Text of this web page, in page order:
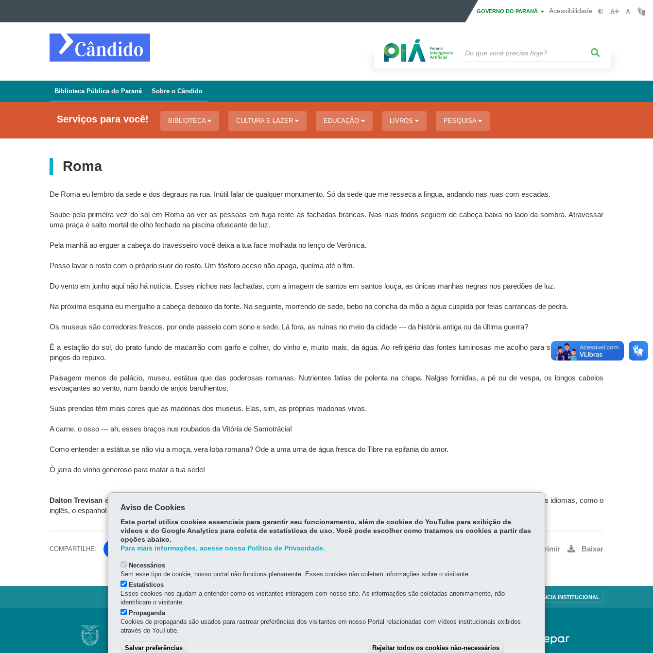
Ir para a navegação
GOVERNO DO PARANÁ Acessibilidade
REVISTA
CÂNDIDO
Navegação
Jornal
Biblioteca Pública do Paraná Sobre o Cândido
Serviços para você! BIBLIOTECA CULTURA E LAZER EDUCAÇÃO LIVROS PESQUISA
Roma
De Roma eu lembro da sede e dos degraus na rua. Inútil falar de qualquer monumento. Só da sede que me resseca a língua, andando nas ruas com escadas.
Soube pela primeira vez do sol em Roma ao ver as pessoas em fuga rente às fachadas brancas. Nas ruas todos seguem de cabeça baixa no lado da sombra. Atravessar
uma praça é salto mortal de olho fechado na piscina ofuscante de luz.
Pela manhã ao erguer a cabeça do travesseiro você deixa a tua face molhada no lenço de Verônica.
Posso lavar o rosto com o próprio suor do rosto. Um fósforo aceso não apaga, queima até o fim.
Do vento em junho aqui não há notícia. Esses nichos nas fachadas, com a imagem de santos em santos louça, as únicas manhas negras nos paredões de luz.
Na próxima esquina eu mergulho a cabeça debaixo da fonte. Na seguinte, morrendo de sede, bebo na concha da mão a água cuspida por feias carrancas de pedra.
Os museus são corredores frescos, por onde passeio com sono e sede. Lá fora, as ruínas no meio da cidade --- da história antiga ou da última guerra?
É a estação do sol, do prato fundo de macarrão com garfo e colher, do vinho e, muito mais, da água. Ao refrigério das fontes luminosas me acolho para sentir no rosto os
pingos do repuxo.
Paisagem menos de palácio, museu, estátua que das poderosas romanas. Nutrientes fatias de polenta na chapa. Nalgas fornidas, a pé ou de vespa, os longos cabelos
esvoaçantes ao vento, num bando de anjos barulhentos.
Suas prendas têm mais cores que as madonas dos museus. Elas, sim, as próprias madonas vivas.
A carne, o osso --- ah, esses braços nus roubados da Vitória de Samotrácia!
Como entender a estátua se não viu a moça, vera loba romana? Ode a uma urna de água fresca do Tibre na epifania do amor.
Ó jarra de vinho generoso para matar a tua sede!
Dalton Trevisan é autor dos livros
, entre outros títulos. Sua obra foi traduzida para diversos idiomas, como o
inglês, o espanhol e o italiano. Em 2012, Trevisan ganhou o prêmio Camões de literatura. O autor vive em Curitiba (PR).
COMPARTILHE:
Fa
ce
bo
ok
Tw
er
Imprimir Baixar
MAPA DO SITE DENUNCIE CORRUPÇÃO OUVIDORIA TRANSPARÊNCIA INSTITUCIONAL
Navegação
Jornal
BIBLIOTECA PÚBLICA DO PARANÁ - BPP
Cândido Lopes, 133 - Centro
Aviso de Cookies
Este portal utiliza cookies essenciais para garantir seu funcionamento, além de cookies do YouTube para exibição de
vídeos e do Google Analytics para coleta de estatísticas de uso. Você pode escolher como tratamos os cookies a partir das
opções abaixo.
Para mais informações, acesse nossa Política de Privacidade.
Necessários
Sem esse tipo de cookie, nosso portal não funciona plenamente. Esses cookies não coletam informações sobre o visitante.
Estatísticos
Esses cookies nos ajudam a entender como os visitantes interagem com nosso site. As informações são coletadas anonimamente, não
identificam o visitante.
Propaganda
Cookies de propaganda são usados para rastrear preferências dos visitantes em nosso Portal relacionadas com vídeos institucionais exibidos
através do YouTube.
Salvar preferências Rejeitar todos os cookies não-necessários